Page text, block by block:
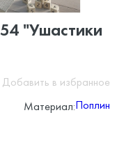
"Ушастики
Добавить в избранное
Материал:Поплин